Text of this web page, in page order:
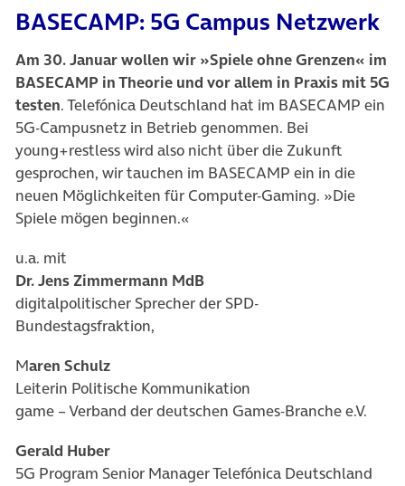
BASECAMP: 5G Campus Netzwerk
Am 30. Januar wollen wir »Spiele ohne Grenzen« im
BASECAMP in Theorie und vor allem in Praxis mit 5G
testen. Telefónica Deutschland hat im BASECAMP ein
5G-Campusnetz in Betrieb genommen. Bei
young+restless wird also nicht über die Zukunft
gesprochen, wir tauchen im BASECAMP ein in die
neuen Möglichkeiten für Computer-Gaming. »Die
Spiele mögen beginnen.«
u.a. mit
Dr. Jens Zimmermann MdB
digitalpolitischer Sprecher der SPD-
Bundestagsfraktion,
Maren Schulz
Leiterin Politische Kommunikation
game – Verband der deutschen Games-Branche e.V.
Gerald Huber
5G Program Senior Manager Telefónica Deutschland